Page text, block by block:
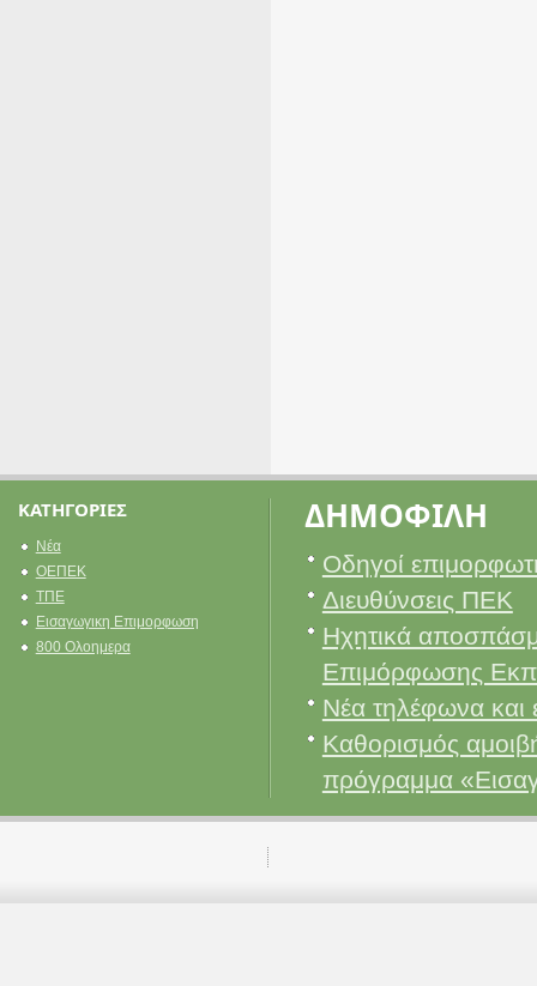
ΚΑΤΗΓΟΡΙΕΣ
Νέα
ΟΕΠΕΚ
ΤΠΕ
Εισαγωγικη Επιμορφωση
800 Ολοημερα
ΔΗΜΟΦΙΛΗ
Οδηγοί
Διευθύνσεις ΠΕΚ
Ηχητικά
Επιμόρφωσης
Νέα τηλέφωνα και
Καθορισμός
πρόγραμμα